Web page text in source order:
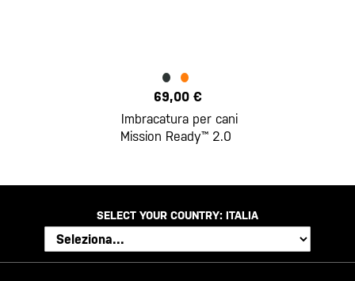
69,00 €
Imbracatura per cani
Mission Ready™ 2.0
SELECT YOUR COUNTRY: ITALIA